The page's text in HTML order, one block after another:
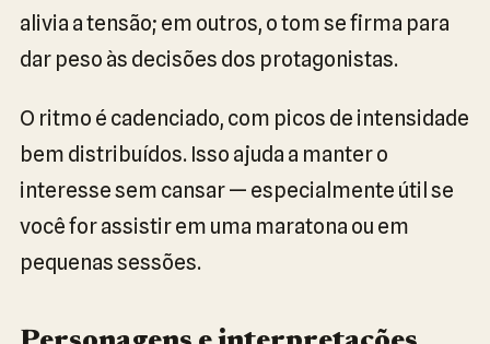
alivia a tensão; em outros, o tom se firma para
dar peso às decisões dos protagonistas.
O ritmo é cadenciado, com picos de intensidade
bem distribuídos. Isso ajuda a manter o
interesse sem cansar — especialmente útil se
você for assistir em uma maratona ou em
pequenas sessões.